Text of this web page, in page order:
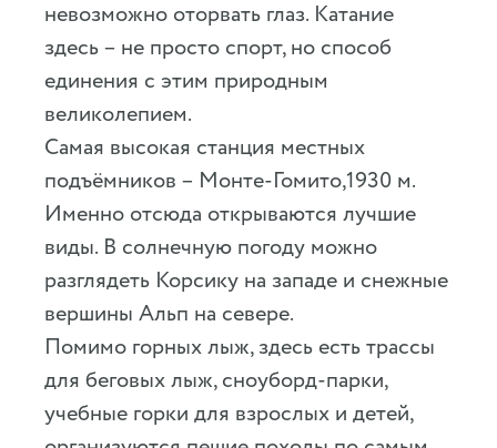
невозможно оторвать глаз. Катание
здесь – не просто спорт, но способ
единения с этим природным
великолепием.
Самая высокая станция местных
подъёмников – Монте-Гомито,1930 м.
Именно отсюда открываются лучшие
виды. В солнечную погоду можно
разглядеть Корсику на западе и снежные
вершины Альп на севере.
Помимо горных лыж, здесь есть трассы
для беговых лыж, сноуборд-парки,
учебные горки для взрослых и детей,